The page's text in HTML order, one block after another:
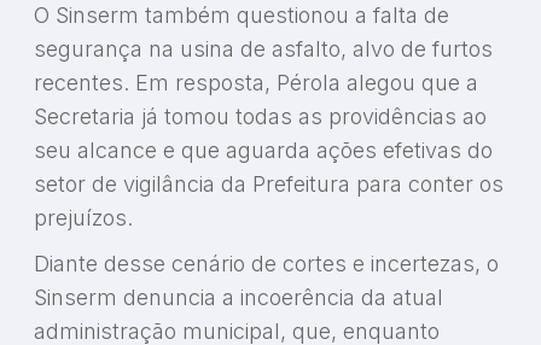
O Sinserm também questionou a falta de
segurança na usina de asfalto, alvo de furtos
recentes. Em resposta, Pérola alegou que a
Secretaria já tomou todas as providências ao
seu alcance e que aguarda ações efetivas do
setor de vigilância da Prefeitura para conter os
prejuízos.
Diante desse cenário de cortes e incertezas, o
Sinserm denuncia a incoerência da atual
administração municipal, que, enquanto